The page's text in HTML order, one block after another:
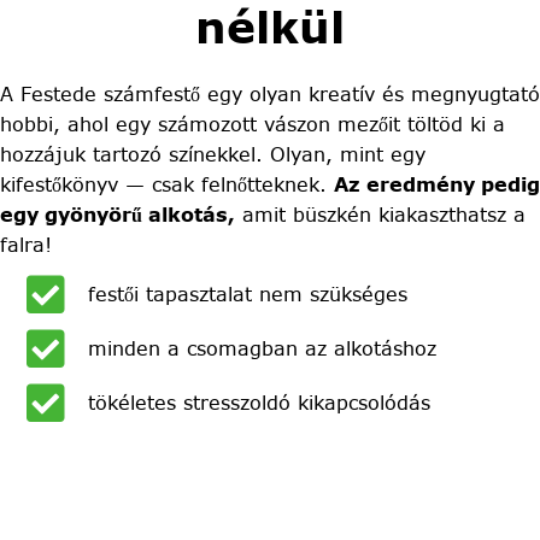
nélkül
A Festede számfestő egy olyan kreatív és megnyugtató
hobbi, ahol egy számozott vászon mezőit töltöd ki a
hozzájuk tartozó színekkel. Olyan, mint egy
kifestőkönyv — csak felnőtteknek. Az eredmény pedig
egy gyönyörű alkotás, amit büszkén kiakaszthatsz a
falra!
festői tapasztalat nem szükséges
minden a csomagban az alkotáshoz
tökéletes stresszoldó kikapcsolódás